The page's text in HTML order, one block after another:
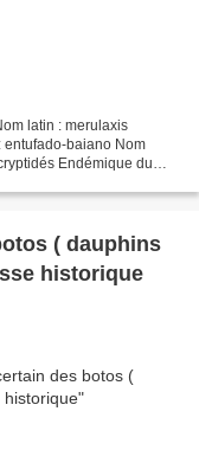
latin : merulaxis
entufado-baiano Nom
Endémique du
( dauphins
historique